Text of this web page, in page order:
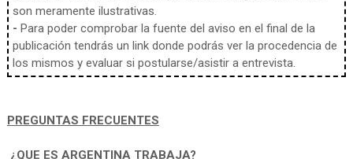
son meramente ilustrativas.
- Para poder comprobar la fuente del aviso en el final de la
publicación tendrás un link donde podrás ver la procedencia de
los mismos y evaluar si postularse/asistir a entrevista.
PREGUNTAS FRECUENTES
¿QUE ES ARGENTINA TRABAJA?